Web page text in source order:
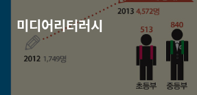
미디어리터러시